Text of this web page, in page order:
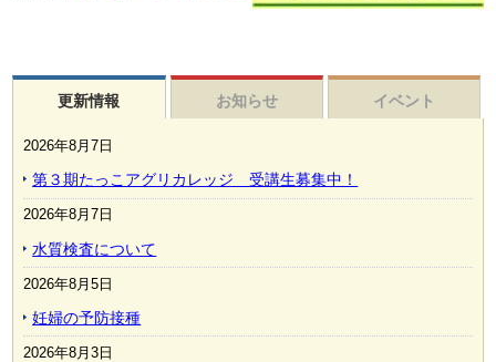
更新情報 お知らせ イベント
2026年8月7日
第３期たっこアグリカレッジ 受講生募集中！
2026年8月7日
水質検査について
2026年8月5日
妊婦の予防接種
2026年8月3日